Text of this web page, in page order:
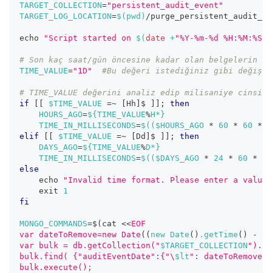
TARGET_COLLECTION="persistent_audit_event"
TARGET_LOG_LOCATION=$( pwd ) /
echo "Script started on $( date +"%Y-%m-%d %H:%M:%S"
# Son kaç saat/gün öncesine kadar olan belgelerin
TIME_VALUE="1D" #Bu değeri istediğiniz gibi
# TIME_VALUE değerini analiz edip milisaniye
if
$TIME_VALUE =~ Hh $ ;
then
HOURS_AGO=${TIME_VALUE%H*}
TIME_IN_MILLISECONDS=$(( $HOURS_AGO * 60 * 60 *
elif
$TIME_VALUE =~ Dd $ ;
then
DAYS_AGO=${TIME_VALUE%D*}
TIME_IN_MILLISECONDS=$(( $DAYS_AGO * 24 * 60 *
else
echo
"Invalid time format. Please enter a
exit
1
fi
MONGO_COMMANDS=$( cat <<EOF
var dateToRemove=new Date (( new Date ( ) .getTime ( ) -
var bulk = db.getCollection(" $TARGET_COLLECTION
bulk.find( {"auditEventDate":{"\ $lt ":
bulk.execute();